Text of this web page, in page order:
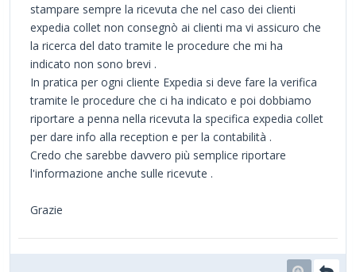
stampare sempre la ricevuta che nel caso dei clienti
expedia collet non consegnò ai clienti ma vi assicuro che
la ricerca del dato tramite le procedure che mi ha
indicato non sono brevi .
In pratica per ogni cliente Expedia si deve fare la verifica
tramite le procedure che ci ha indicato e poi dobbiamo
riportare a penna nella ricevuta la specifica expedia collet
per dare info alla reception e per la contabilità .
Credo che sarebbe davvero più semplice riportare
l'informazione anche sulle ricevute .
Grazie